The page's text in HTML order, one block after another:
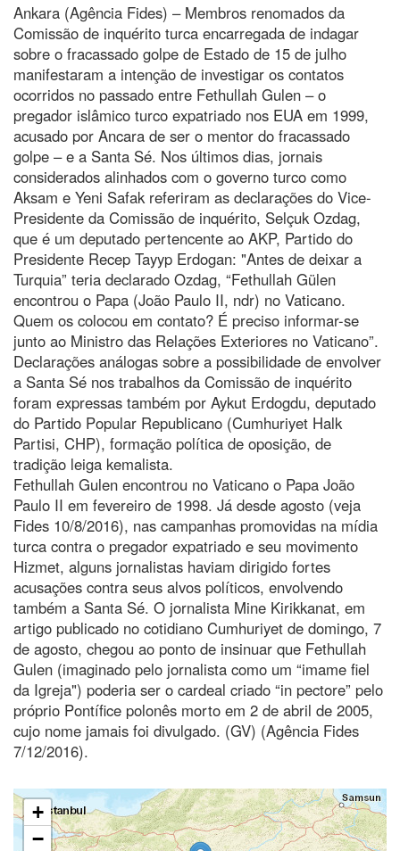
Ankara (Agência Fides) – Membros renomados da
Comissão de inquérito turca encarregada de indagar
sobre o fracassado golpe de Estado de 15 de julho
manifestaram a intenção de investigar os contatos
ocorridos no passado entre Fethullah Gulen – o
pregador islâmico turco expatriado nos EUA em 1999,
acusado por Ancara de ser o mentor do fracassado
golpe – e a Santa Sé. Nos últimos dias, jornais
considerados alinhados com o governo turco como
Aksam e Yeni Safak referiram as declarações do Vice-
Presidente da Comissão de inquérito, Selçuk Ozdag,
que é um deputado pertencente ao AKP, Partido do
Presidente Recep Tayyp Erdogan: "Antes de deixar a
Turquia” teria declarado Ozdag, “Fethullah Gülen
encontrou o Papa (João Paulo II, ndr) no Vaticano.
Quem os colocou em contato? É preciso informar-se
junto ao Ministro das Relações Exteriores no Vaticano”.
Declarações análogas sobre a possibilidade de envolver
a Santa Sé nos trabalhos da Comissão de inquérito
foram expressas também por Aykut Erdogdu, deputado
do Partido Popular Republicano (Cumhuriyet Halk
Partisi, CHP), formação política de oposição, de
tradição leiga kemalista.
Fethullah Gulen encontrou no Vaticano o Papa João
Paulo II em fevereiro de 1998. Já desde agosto (veja
Fides 10/8/2016), nas campanhas promovidas na mídia
turca contra o pregador expatriado e seu movimento
Hizmet, alguns jornalistas haviam dirigido fortes
acusações contra seus alvos políticos, envolvendo
também a Santa Sé. O jornalista Mine Kirikkanat, em
artigo publicado no cotidiano Cumhuriyet de domingo, 7
de agosto, chegou ao ponto de insinuar que Fethullah
Gulen (imaginado pelo jornalista como um “imame fiel
da Igreja") poderia ser o cardeal criado “in pectore” pelo
próprio Pontífice polonês morto em 2 de abril de 2005,
cujo nome jamais foi divulgado. (GV) (Agência Fides
7/12/2016).
+
−